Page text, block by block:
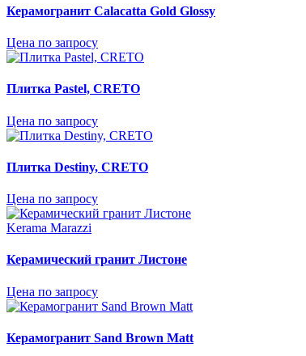
Керамогранит Calacatta Gold Glossy
Цена по запросу
Плитка Pastel, CRETO
Цена по запросу
Плитка Destiny, CRETO
Цена по запросу
Kerama Marazzi
Керамический гранит Листоне
Цена по запросу
Керамогранит Sand Brown Matt